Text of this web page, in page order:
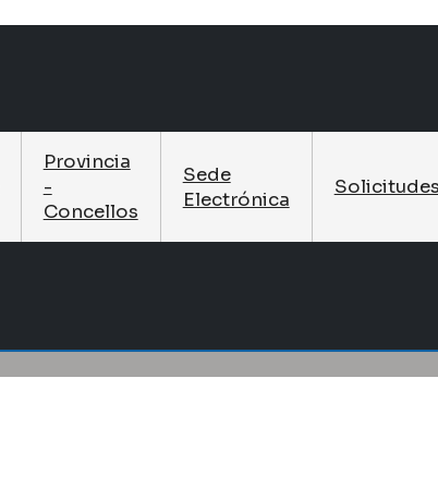
Provincia
-
Concellos
Sede
Electrónica